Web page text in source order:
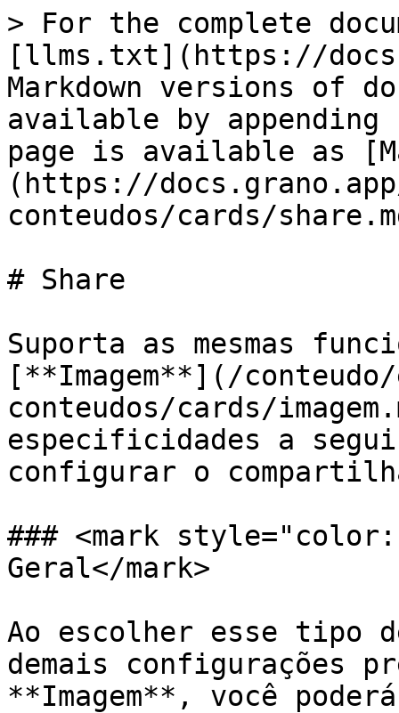
> For the complete
[llms.txt](https://
Markdown versions of
available by
page is available as
(https://
conteudos/cards/
# Share
Suporta as mesmas
[**Imagem**](/
conteudos/cards/
especificidades a
configurar o
### <mark
Geral</mark>
Ao escolher esse tipo
demais configurações
**Imagem**, você